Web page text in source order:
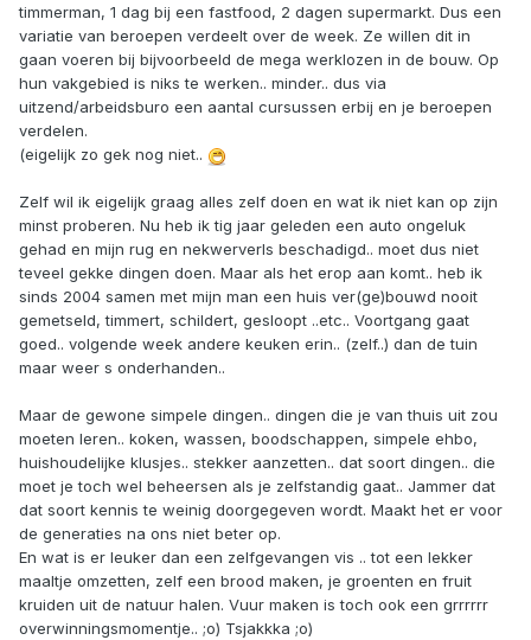
timmerman, 1 dag bij een fastfood, 2 dagen supermarkt. Dus een
variatie van beroepen verdeelt over de week. Ze willen dit in
gaan voeren bij bijvoorbeeld de mega werklozen in de bouw. Op
hun vakgebied is niks te werken.. minder.. dus via
uitzend/arbeidsburo een aantal cursussen erbij en je beroepen
verdelen.
(eigelijk zo gek nog niet..
Zelf wil ik eigelijk graag alles zelf doen en wat ik niet kan op zijn
minst proberen. Nu heb ik tig jaar geleden een auto ongeluk
gehad en mijn rug en nekwerverls beschadigd.. moet dus niet
teveel gekke dingen doen. Maar als het erop aan komt.. heb ik
sinds 2004 samen met mijn man een huis ver(ge)bouwd nooit
gemetseld, timmert, schildert, gesloopt ..etc.. Voortgang gaat
goed.. volgende week andere keuken erin.. (zelf..) dan de tuin
maar weer s onderhanden..
Maar de gewone simpele dingen.. dingen die je van thuis uit zou
moeten leren.. koken, wassen, boodschappen, simpele ehbo,
huishoudelijke klusjes.. stekker aanzetten.. dat soort dingen.. die
moet je toch wel beheersen als je zelfstandig gaat.. Jammer dat
dat soort kennis te weinig doorgegeven wordt. Maakt het er voor
de generaties na ons niet beter op.
En wat is er leuker dan een zelfgevangen vis .. tot een lekker
maaltje omzetten, zelf een brood maken, je groenten en fruit
kruiden uit de natuur halen. Vuur maken is toch ook een grrrrrr
overwinningsmomentje.. ;o) Tsjakkka ;o)